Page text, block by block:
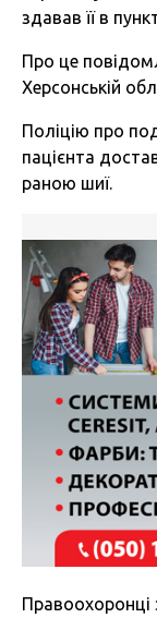
здавав її в
Про це
Херсонській
Поліцію про
пацієнта
раною шиї.
Правоохоронці